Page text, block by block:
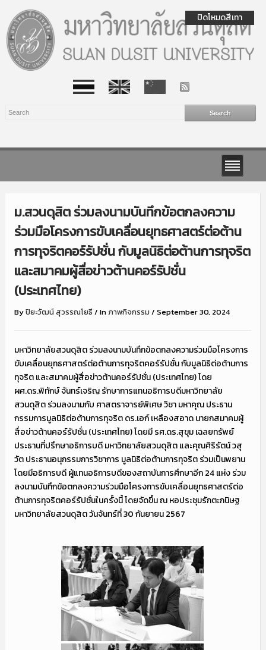
ม.สวนดุสิต ร่วมลงนามบันทึกข้อตกลงความ
ร่วมมือโครงการขับเคลื่อนยุทธศาสตร์ต่อต้าน
การทุจริตคอร์รัปชั่น กับมูลนิธิต่อต้านการทุจริต
และสมาคมผู้สื่อข่าวต้านคอร์รัปชั่น
(ประเทศไทย)
Byปิยะวัฒน์ สุวรรณโยธี/ Inภาพกิจกรรม / September 30, 2024
มหาวิทยาลัยสวนดุสิต ร่วมลงนามบันทึกข้อตกลงความร่วมมือโครงการ
ขับเคลื่อนยุทธศาสตร์ต่อต้านการทุจริตคอร์รัปชั่น กับมูลนิธิต่อต้านการ
ทุจริต และสมาคมผู้สื่อข่าวต้านคอร์รัปชั่น (ประเทศไทย) โดย
ผศ.ดร.พิทักษ์ จันทร์เจริญ รักษาการแทนอธิการบดีมหาวิทยาลัย
สวนดุสิต ร่วมลงนามกับ ศาสตราจารย์พิเศษ วิชา มหาคุณ ประธาน
กรรมการมูลนิธิต่อต้านการทุจริต ดร.เอก์ เหลืองสอาด นายกสมาคมผู้
สื่อข่าวต้านคอร์รัปชั่น (ประเทศไทย) โดยมี รศ.ดร.สุขุม เฉลยทรัพย์
ประธานที่ปรึกษาอธิการบดี มหาวิทยาลัยสวนดุสิต และคุณศิริรัตน์ วสุ
วัต ประธานอนุกรรมการวิชาการ มูลนิธิต่อต้านการทุจริต ร่วมเป็นพยาน
โดยมีอธิการบดี ผู้แทนอธิการบดีของสถาบันการศึกษาอีก 24 แห่ง ร่วม
ลงนามบันทึกข้อตกลงความร่วมมือโครงการขับเคลื่อนยุทธศาสตร์ต่อ
ต้านการทุจริตคอร์รัปชั่นในครั้งนี้ โดยจัดขึ้น ณ หอประชุมรักตะกนิษฐ
มหาวิทยาลัยสวนดุสิต วันจันทร์ที่ 30 กันยายน 2567
ปิดโหมดสีเทา